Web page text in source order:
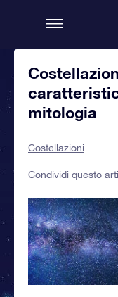
mitologia
Costellazioni
Condividi questo